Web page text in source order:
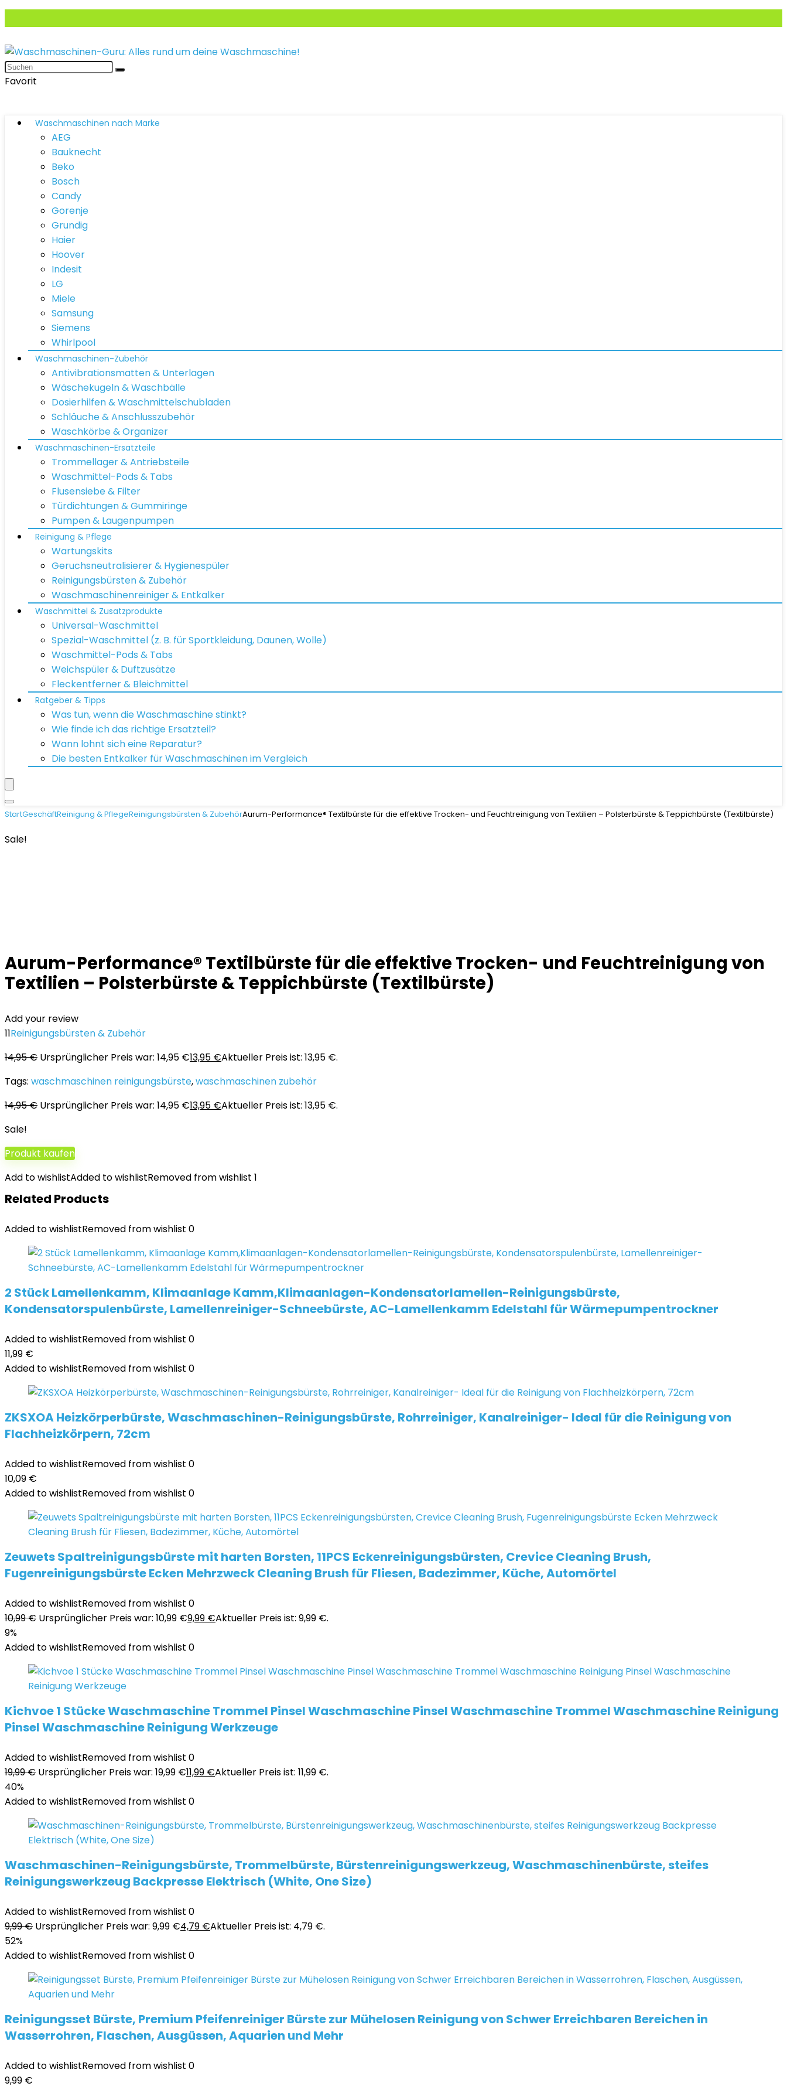
Favorit
Waschmaschinen nach Marke
AEG
Bauknecht
Beko
Bosch
Candy
Gorenje
Grundig
Haier
Hoover
Indesit
LG
Miele
Samsung
Siemens
Whirlpool
Waschmaschinen-Zubehör
Antivibrationsmatten & Unterlagen
Wäschekugeln & Waschbälle
Dosierhilfen & Waschmittelschubladen
Schläuche & Anschlusszubehör
Waschkörbe & Organizer
Waschmaschinen-Ersatzteile
Trommellager & Antriebsteile
Waschmittel-Pods & Tabs
Flusensiebe & Filter
Türdichtungen & Gummiringe
Pumpen & Laugenpumpen
Reinigung & Pflege
Wartungskits
Geruchsneutralisierer & Hygienespüler
Reinigungsbürsten & Zubehör
Waschmaschinenreiniger & Entkalker
Waschmittel & Zusatzprodukte
Universal-Waschmittel
Spezial-Waschmittel (z. B. für Sportkleidung, Daunen, Wolle)
Waschmittel-Pods & Tabs
Weichspüler & Duftzusätze
Fleckentferner & Bleichmittel
Ratgeber & Tipps
Was tun, wenn die Waschmaschine stinkt?
Wie finde ich das richtige Ersatzteil?
Wann lohnt sich eine Reparatur?
Die besten Entkalker für Waschmaschinen im Vergleich
StartGeschäftReinigung & PflegeReinigungsbürsten & ZubehörAurum-Performance® Textilbürste für die effektive Trocken- und Feuchtreinigung von Textilien – Polsterbürste & Teppichbürste (Textilbürste)
Sale!
Aurum-Performance® Textilbürste für die effektive Trocken- und Feuchtreinigung von
Textilien – Polsterbürste & Teppichbürste (Textilbürste)
Add your review
11Reinigungsbürsten & Zubehör
14,95€ Ursprünglicher Preis war: 14,95 €13,95 €Aktueller Preis ist: 13,95 €.
Tags: waschmaschinen reinigungsbürste,waschmaschinen zubehör
14,95€ Ursprünglicher Preis war: 14,95 €13,95 €Aktueller Preis ist: 13,95 €.
Sale!
Produkt kaufen
Add to wishlistAdded to wishlistRemoved from wishlist 1
Related Products
Added to wishlistRemoved from wishlist 0
2 Stück Lamellenkamm, Klimaanlage Kamm,Klimaanlagen-Kondensatorlamellen-Reinigungsbürste,
Kondensatorspulenbürste, Lamellenreiniger-Schneebürste, AC-Lamellenkamm Edelstahl für Wärmepumpentrockner
Added to wishlistRemoved from wishlist 0
11,99 €
Added to wishlistRemoved from wishlist 0
ZKSXOA Heizkörperbürste, Waschmaschinen-Reinigungsbürste, Rohrreiniger, Kanalreiniger- Ideal für die Reinigung von
Flachheizkörpern, 72cm
Added to wishlistRemoved from wishlist 0
10,09 €
Added to wishlistRemoved from wishlist 0
Zeuwets Spaltreinigungsbürste mit harten Borsten, 11PCS Eckenreinigungsbürsten, Crevice Cleaning Brush,
Fugenreinigungsbürste Ecken Mehrzweck Cleaning Brush für Fliesen, Badezimmer, Küche, Automörtel
Added to wishlistRemoved from wishlist 0
10,99€ Ursprünglicher Preis war: 10,99 €9,99 €Aktueller Preis ist: 9,99 €.
9%
Added to wishlistRemoved from wishlist 0
Kichvoe 1 Stücke Waschmaschine Trommel Pinsel Waschmaschine Pinsel Waschmaschine Trommel Waschmaschine Reinigung
Pinsel Waschmaschine Reinigung Werkzeuge
Added to wishlistRemoved from wishlist 0
19,99€ Ursprünglicher Preis war: 19,99 €11,99 €Aktueller Preis ist: 11,99 €.
40%
Added to wishlistRemoved from wishlist 0
Waschmaschinen-Reinigungsbürste, Trommelbürste, Bürstenreinigungswerkzeug, Waschmaschinenbürste, steifes
Reinigungswerkzeug Backpresse Elektrisch (White, One Size)
Added to wishlistRemoved from wishlist 0
9,99€ Ursprünglicher Preis war: 9,99 €4,79 €Aktueller Preis ist: 4,79 €.
52%
Added to wishlistRemoved from wishlist 0
Reinigungsset Bürste, Premium Pfeifenreiniger Bürste zur Mühelosen Reinigung von Schwer Erreichbaren Bereichen in
Wasserrohren, Flaschen, Ausgüssen, Aquarien und Mehr
Added to wishlistRemoved from wishlist 0
9,99 €